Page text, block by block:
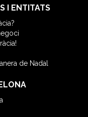
I ENTITATS
de Nadal